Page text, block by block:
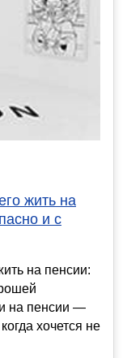
жить на
и с
на пенсии:
на пенсии —
хочется не